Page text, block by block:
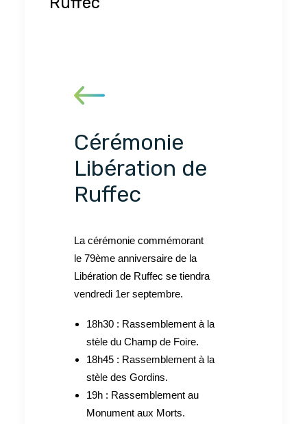
Cérémonie
Libération de
Ruffec
La cérémonie commémorant
le 79ème anniversaire de la
Libération de Ruffec se tiendra
vendredi 1er septembre.
18h30 : Rassemblement à la
stèle du Champ de Foire.
18h45 : Rassemblement à la
stèle des Gordins.
19h : Rassemblement au
Monument aux Morts.